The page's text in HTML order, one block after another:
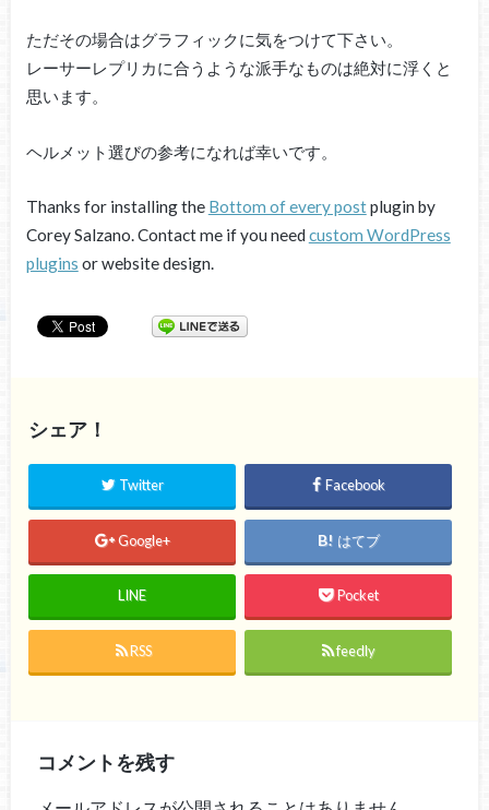
ただその場合はグラフィックに気をつけて下さい。
レーサーレプリカに合うような派手なものは絶対に浮くと
思います。
ヘルメット選びの参考になれば幸いです。
Thanks for installing the Bottom of every postplugin by
Corey Salzano. Contact me if you needcustom WordPress
plugins or website design.
シェア！
Twitter Facebook
Google+ はてブ
LINE Pocket
RSS feedly
コメントを残す